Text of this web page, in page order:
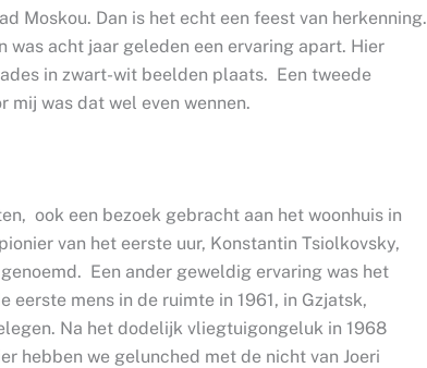
Moskou. Dan is het echt een feest van herkenning.
was acht jaar geleden een ervaring apart. Hier
in zwart-wit beelden plaats. Een tweede
mij was dat wel even wennen.
ook een bezoek gebracht aan het woonhuis in
van het eerste uur, Konstantin Tsiolkovsky,
Een ander geweldig ervaring was het
eerste mens in de ruimte in 1961, in Gzjatsk,
Na het dodelijk vliegtuigongeluk in 1968
hebben we gelunched met de nicht van Joeri